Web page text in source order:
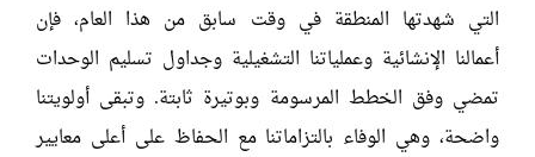
التي شهدتها المنطقة في وقت سابق من هذا العام، فإن
أعمالنا الإنشائية وعملياتنا التشغيلية وجداول تسليم الوحدات
تمضي وفق الخطط المرسومة وبوتيرة ثابتة. وتبقى أولويتنا
واضحة، وهي الوفاء بالتزاماتنا مع الحفاظ على أعلى معايير